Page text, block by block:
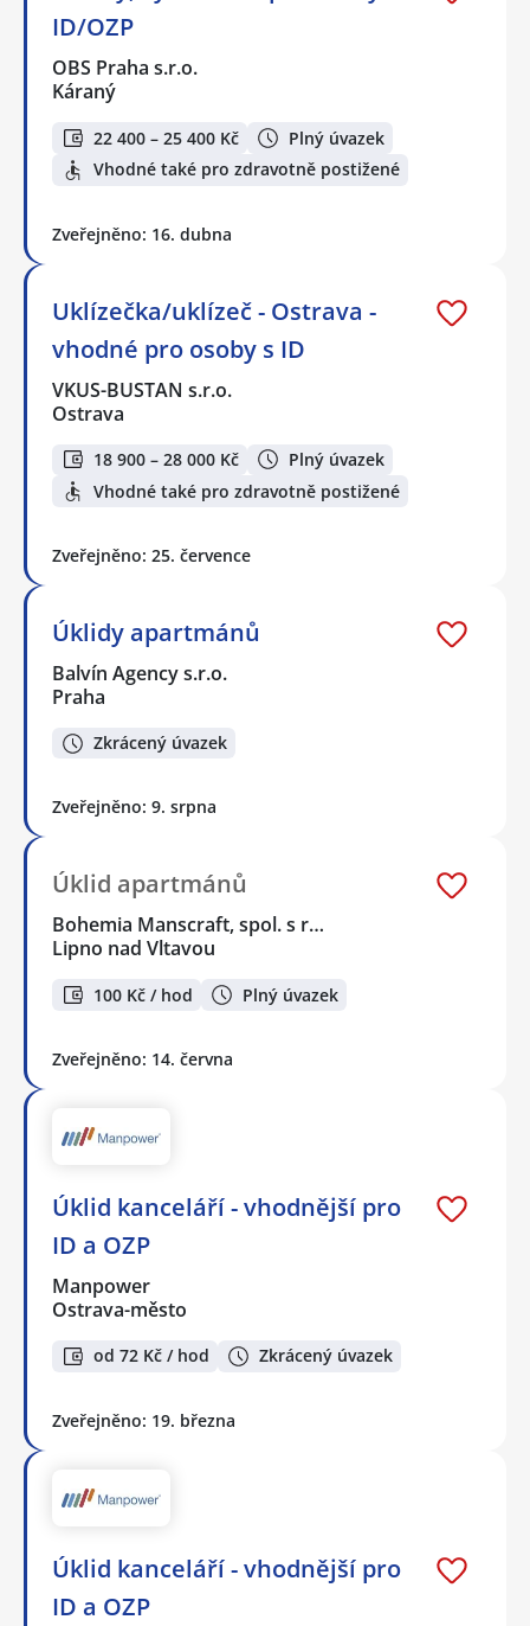
ID/OZP
OBS Praha s.r.o.
Káraný
22 400 – 25 400 Kč
Plný úvazek
Vhodné také pro zdravotně postižené
Zveřejněno: 16. dubna
Uklízečka/uklízeč - Ostrava -
vhodné pro osoby s ID
VKUS-BUSTAN s.r.o.
Ostrava
18 900 – 28 000 Kč
Plný úvazek
Vhodné také pro zdravotně postižené
Zveřejněno: 25. července
Úklidy apartmánů
Balvín Agency s.r.o.
Praha
Zkrácený úvazek
Zveřejněno: 9. srpna
Úklid apartmánů
Bohemia Manscraft, spol. s r…
Lipno nad Vltavou
100 Kč / hod Plný úvazek
Zveřejněno: 14. června
Úklid kanceláří - vhodnější pro
ID a OZP
Manpower
Ostrava-město
od 72 Kč / hod Zkrácený úvazek
Zveřejněno: 19. března
Úklid kanceláří - vhodnější pro
ID a OZP